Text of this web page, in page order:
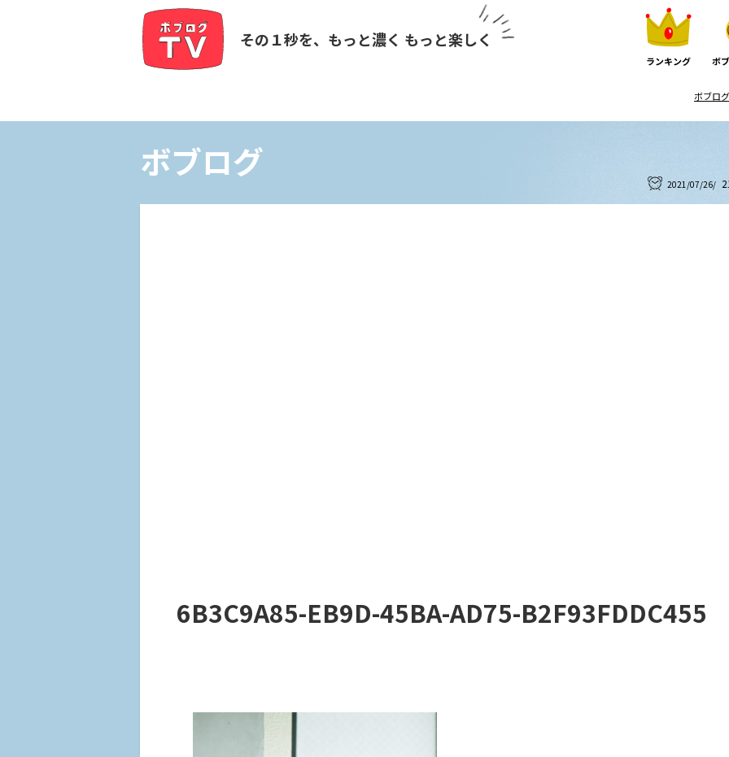
その１秒を、もっと濃く もっと楽しく
ランキング ボ
ボブロ
ボブログ
2021/07/26/
6B3C9A85-EB9D-45BA-AD75-B2F93FDDC455